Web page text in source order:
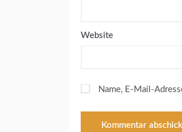
Website
Name, E-Mail-